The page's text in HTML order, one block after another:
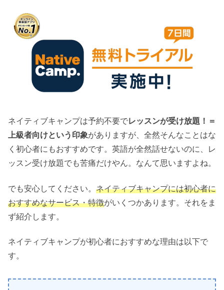
ネイティブキャンプは予約不要でレッスンが受け放題！＝
上級者向けという印象がありますが、全然そんなことはな
く初心者にもおすすめです。英語が全然話せないのに、レ
ッスン受け放題でも苦痛だけやん。なんて思いますよね。
でも安心してください。 ネイティブキャンプには初心者に
おすすめなサービス・特徴がいくつかあります。それをま
ず紹介します。
ネイティブキャンプが初心者におすすめな理由は以下で
す。